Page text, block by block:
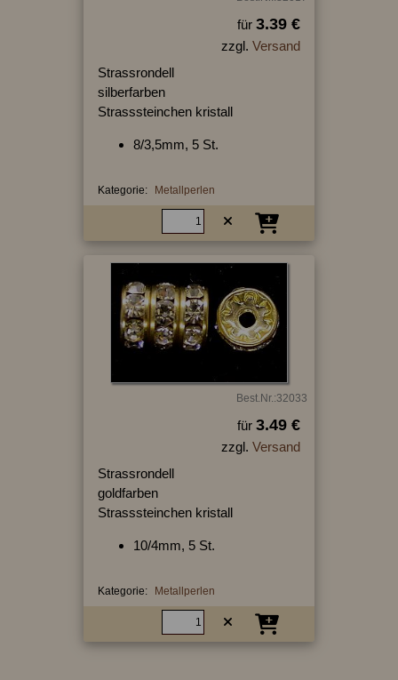
für 3.39 €
zzgl. Versand
Strassrondell
silberfarben
Strasssteinchen kristall
8/3,5mm, 5 St.
Kategorie: Metallperlen
Best.Nr.:32033
für 3.49 €
zzgl. Versand
Strassrondell
goldfarben
Strasssteinchen kristall
10/4mm, 5 St.
Kategorie: Metallperlen